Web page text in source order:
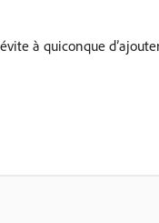
à quiconque